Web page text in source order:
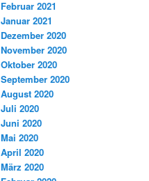
Februar 2021
Januar 2021
Dezember 2020
November 2020
Oktober 2020
September 2020
August 2020
Juli 2020
Juni 2020
Mai 2020
April 2020
März 2020